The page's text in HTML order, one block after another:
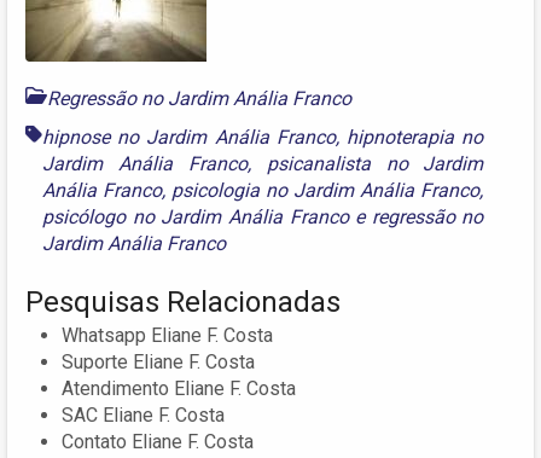
Regressão no Jardim Anália Franco
hipnose no Jardim Anália Franco, hipnoterapia no
Jardim Anália Franco, psicanalista no Jardim
Anália Franco, psicologia no Jardim Anália Franco,
psicólogo no Jardim Anália Francoe regressão no
Jardim Anália Franco
Pesquisas Relacionadas
Whatsapp Eliane F. Costa
Suporte Eliane F. Costa
Atendimento Eliane F. Costa
SAC Eliane F. Costa
Contato Eliane F. Costa